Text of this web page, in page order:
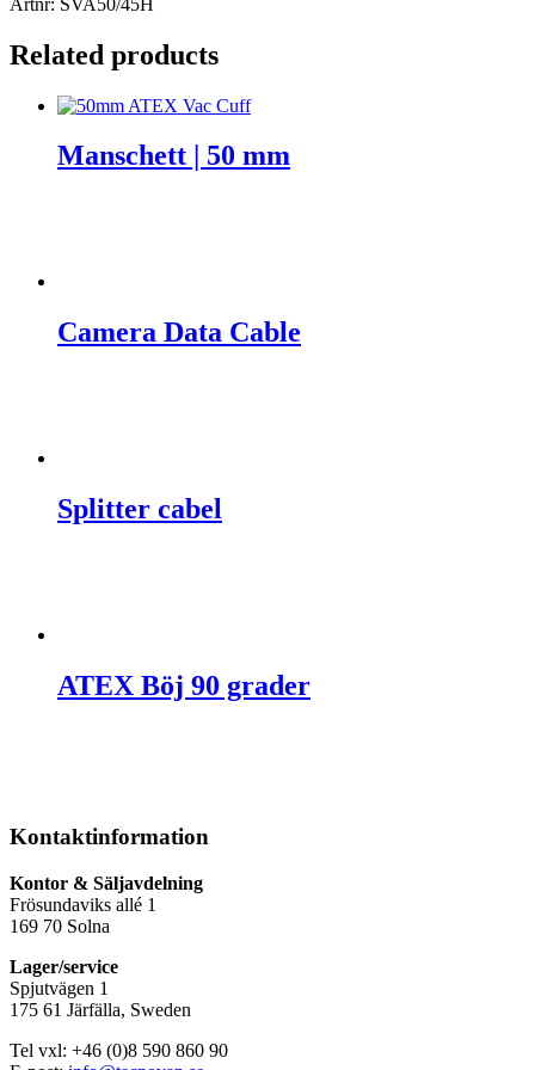
Related products
Manschett | 50 mm
Camera Data Cable
Splitter cabel
ATEX Böj 90 grader
Kontaktinformation
Kontor & Säljavdelning
Frösundaviks allé 1
169 70 Solna
Lager/service
Spjutvägen 1
175 61 Järfälla, Sweden
Tel vxl: +46 (0)8 590 860 90